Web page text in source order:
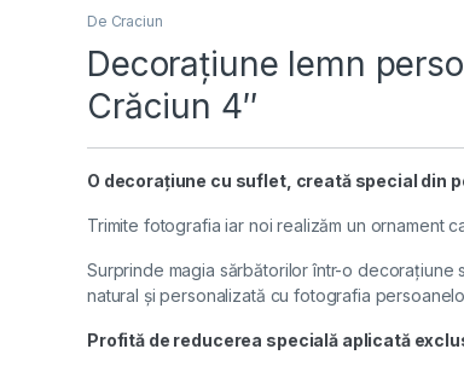
De Craciun
Decorațiune lemn
Crăciun 4″
O decorațiune cu suflet, creată special din
Trimite fotografia iar noi realizăm un ornament
Surprinde magia sărbătorilor într-o decorațiune
natural și personalizată cu fotografia
Profită de reducerea specială aplicată